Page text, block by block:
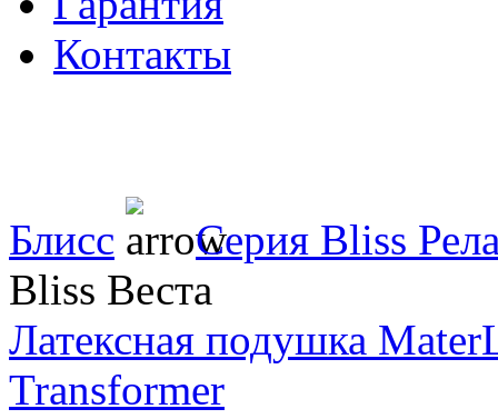
Контакты
Блисс
Серия Bliss
Bliss Веста
Латексная подушка
Transformer